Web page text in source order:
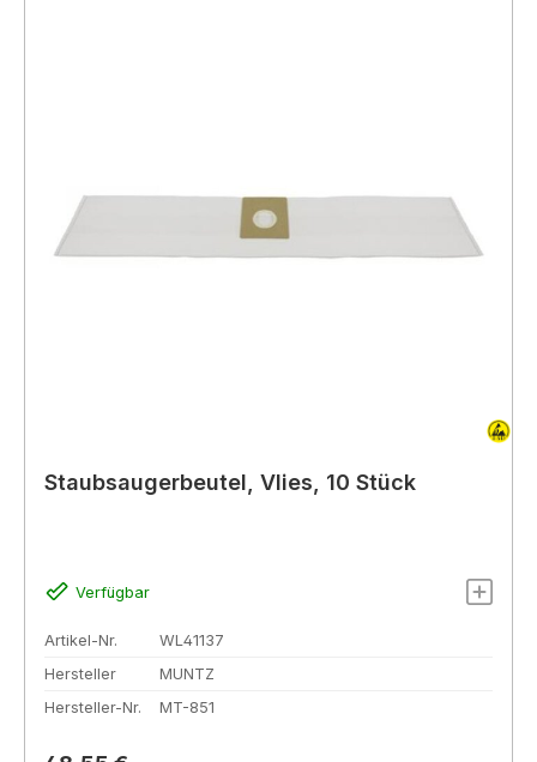
Staubsaugerbeutel, Vlies, 10 Stück
Verfügbar
Artikel-Nr.
WL41137
Hersteller
MUNTZ
Hersteller-Nr.
MT-851